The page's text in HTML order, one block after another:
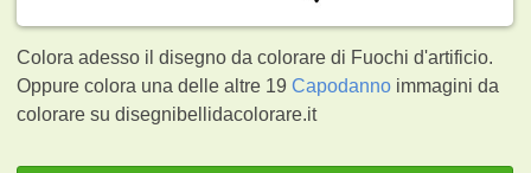
Colora adesso il disegno da colorare di Fuochi d'artificio.
Oppure colora una delle altre 19Capodanno immagini da
colorare su disegnibellidacolorare.it